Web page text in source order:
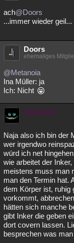
ach@Doors
...immer wieder geil...
Doors
ehemaliges
@Metanoia
Ina Müller: ja
Ich: Nicht
darkylein
Naja also ich bin der
wer irgendwo
würd ich net
wie arbeitet der
meistens muss man
man den Termin hat.
dem Körper ist, ruhig
vorkommt,
hätten sich manche
gibt Inker die geben
dort covern lassen.
besprechen was